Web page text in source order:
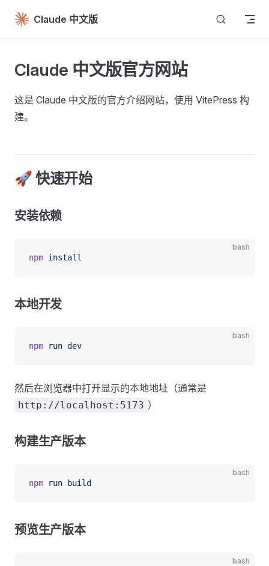
Skip to content
Claude 中文版
Claude 中文版官方网站
这是 Claude 中文版的官方介绍网站，使用 VitePress 构
建。
🚀 快速开始
安装依赖
bash
npm install
本地开发
bash
npm run dev
然后在浏览器中打开显示的本地地址（通常是
http://localhost:5173 ）
构建生产版本
bash
npm run build
预览生产版本
bash